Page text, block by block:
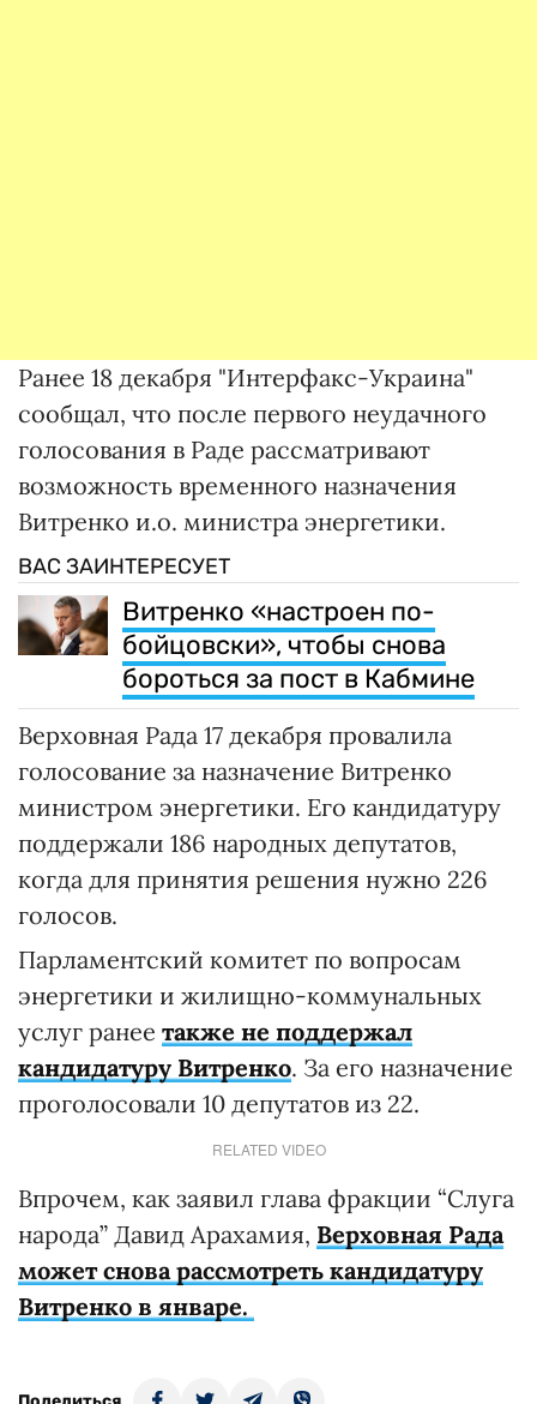
Ранее 18 декабря "Интерфакс-Украина"
сообщал, что после первого неудачного
голосования в Раде рассматривают
возможность временного назначения
Витренко и.о. министра энергетики.
ВАС ЗАИНТЕРЕСУЕТ
Витренко «настроен по-
бойцовски», чтобы снова
бороться за пост в Кабмине
Верховная Рада 17 декабря провалила
голосование за назначение Витренко
министром энергетики. Его кандидатуру
поддержали 186 народных депутатов,
когда для принятия решения нужно 226
голосов.
Парламентский комитет по вопросам
энергетики и жилищно-коммунальных
услуг ранее также не поддержал
кандидатуру Витренко. За его назначение
проголосовали 10 депутатов из 22.
RELATED VIDEO
Впрочем, как заявил глава фракции “Слуга
народа” Давид Арахамия, Верховная Рада
может снова рассмотреть кандидатуру
Витренко в январе.